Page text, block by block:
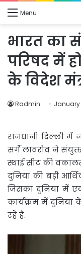
Menu
भारत का
परिषद में
के विदेश
Radmin January
राजधानी दिल्ली में
सर्गे लावरोव ने संयुक्त
स्थाई सीट की
दुनिया की बड़ी
जिसका दुनिया में
कार्यक्रम में दुनिया
रहे हैं.